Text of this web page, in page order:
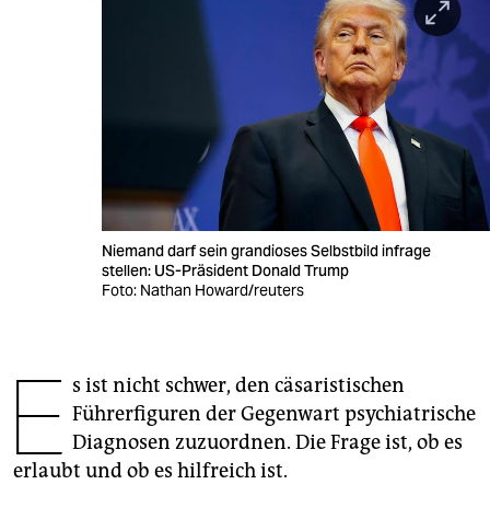
fragen & hilfe
unterstützen
genossenschaft
epaper login
Niemand darf sein grandioses Selbstbild infrage
stellen: US-Präsident Donald Trump
Foto: Nathan Howard/reuters
E s ist nicht schwer, den cäsaristischen
Führerfiguren der Gegenwart psychiatrische
Diagnosen zuzuordnen. Die Frage ist, ob es
erlaubt und ob es hilfreich ist.